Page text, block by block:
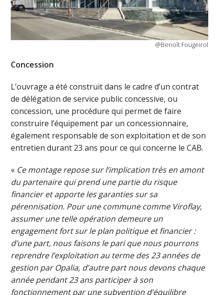
@Benoît Fougeirol
Concession
L’ouvrage a été construit dans le cadre d’un contrat
de délégation de service public concessive, ou
concession, une procédure qui permet de faire
construire l’équipement par un concessionnaire,
également responsable de son exploitation et de son
entretien durant 23 ans pour ce qui concerne le CAB.
« Ce montage repose sur l’implication très en amont
du partenaire qui prend une partie du risque
financier et apporte les garanties sur sa
pérennisation. Pour une commune comme Viroflay,
assumer une telle opération demeure un
engagement fort sur le plan politique et financier :
d’une part, nous faisons le pari que nous pourrons
reprendre l’exploitation au terme des 23 années de
gestion par Opalia, d’autre part nous devons chaque
année pendant 23 ans participer à son
fonctionnement par une subvention d’équilibre